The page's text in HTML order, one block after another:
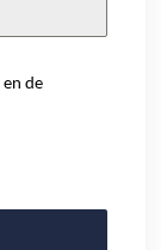
en de